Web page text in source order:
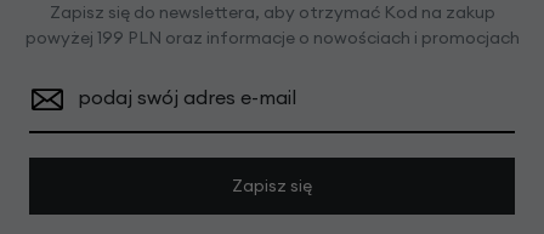
Zapisz się do newslettera, aby otrzymać Kod na zakup
powyżej 199 PLN oraz informacje o nowościach i promocjach
podaj swój adres e-mail
Zapisz się